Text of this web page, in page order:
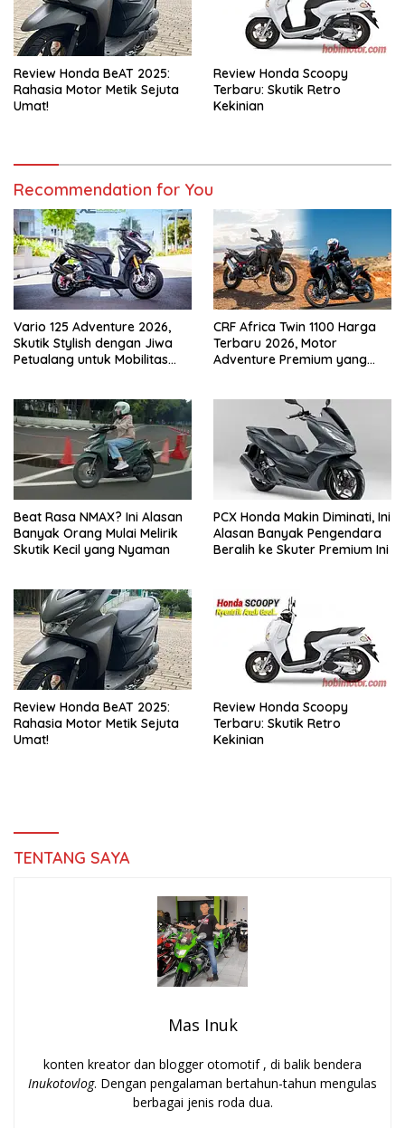
Review Honda BeAT 2025:
Rahasia Motor Metik Sejuta
Umat!
Review Honda Scoopy
Terbaru: Skutik Retro
Kekinian
Recommendation for You
Vario 125 Adventure 2026,
Skutik Stylish dengan Jiwa
Petualang untuk Mobilitas
CRF Africa Twin 1100 Harga
Terbaru 2026, Motor
Adventure Premium yang
Beat Rasa NMAX? Ini Alasan
Banyak Orang Mulai Melirik
Skutik Kecil yang Nyaman
PCX Honda Makin Diminati, Ini
Alasan Banyak Pengendara
Beralih ke Skuter Premium Ini
Review Honda BeAT 2025:
Rahasia Motor Metik Sejuta
Umat!
Review Honda Scoopy
Terbaru: Skutik Retro
Kekinian
TENTANG SAYA
Mas Inuk
konten kreator dan blogger otomotif , di balik bendera
Inukotovlog. Dengan pengalaman bertahun-tahun mengulas
berbagai jenis roda dua.